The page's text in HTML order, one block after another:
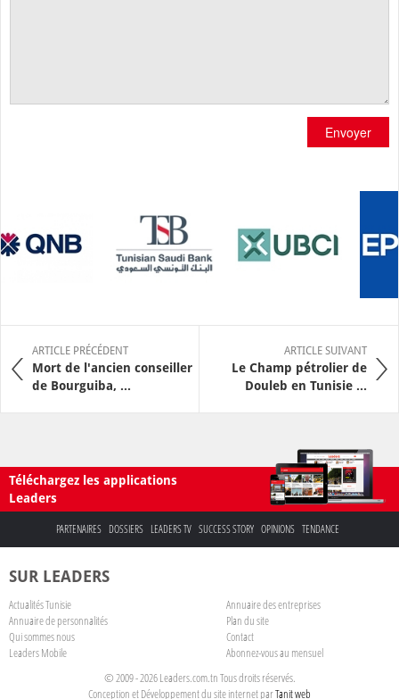
Envoyer
ARTICLE PRÉCÉDENT
Mort de l'ancien conseiller
de Bourguiba, ...
ARTICLE SUIVANT
Le Champ pétrolier de
Douleb en Tunisie ...
Téléchargez les applications
Leaders
PARTENAIRES DOSSIERS LEADERS TV SUCCESS STORY OPINIONS TENDANCE
SUR LEADERS
Actualités Tunisie
Annuaire des entreprises
Annuaire de personnalités
Plan du site
Qui sommes nous
Contact
Leaders Mobile
Abonnez-vous au mensuel
© 2009 - 2026 Leaders.com.tn Tous droits réservés.
Conception et Développement du site internet parTanit web